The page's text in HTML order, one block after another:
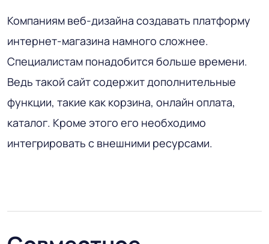
Компаниям веб-дизайна создавать платформу
интернет-магазина намного сложнее.
Специалистам понадобится больше времени.
Ведь такой сайт содержит дополнительные
функции, такие как корзина, онлайн оплата,
каталог. Кроме этого его необходимо
интегрировать с внешними ресурсами.